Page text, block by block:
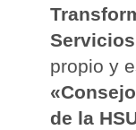
propio y
de la